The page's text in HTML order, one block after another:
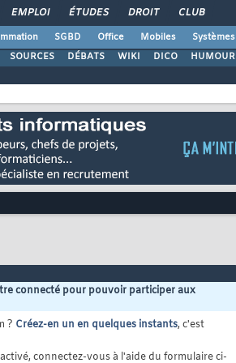
EMPLOI ÉTUDES DROIT CLUB
SGBD Office Mobiles
Systèmes
SOURCES DÉBATS WIKI DICO HUMOUR
connecté pour pouvoir participer aux
? Créez-en un en quelques instants, c'est
connectez-vous à l'aide du formulaire ci-